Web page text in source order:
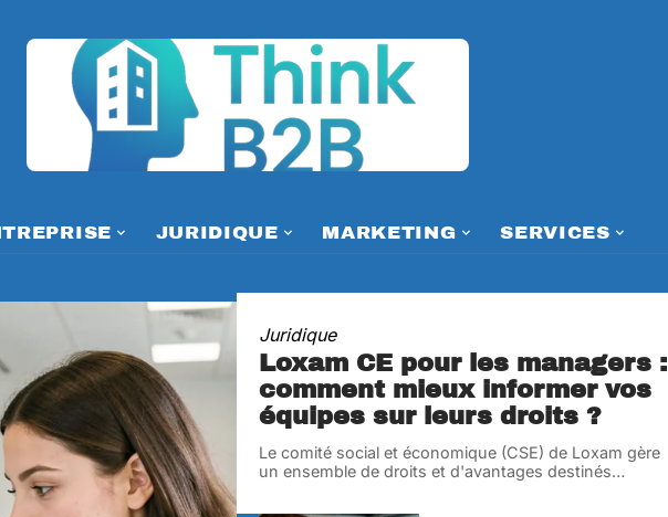
JURIDIQUE MARKETING SERVICES
Juridique
Loxam CE pour les managers :
comment mieux informer vos
équipes sur leurs droits ?
Le comité social et économique (CSE) de Loxam gère
un ensemble de droits et d'avantages destinés…